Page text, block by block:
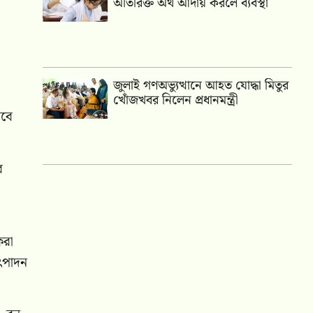
জুলাই গণঅভ্যুত্থানে আহত যোদ্ধা মিতুর
খোঁজখবর নিলেন প্রধানমন্ত্রী